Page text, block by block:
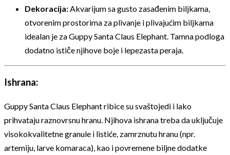
Dekoracija: Akvarijum sa gusto zasađenim biljkama,
otvorenim prostorima za plivanje i plivajućim biljkama
idealan je za Guppy Santa Claus Elephant. Tamna podloga
dodatno ističe njihove boje i lepezasta peraja.
Ishrana:
Guppy Santa Claus Elephant ribice su svaštojedi i lako
prihvataju raznovrsnu hranu. Njihova ishrana treba da uključuje
visokokvalitetne granule i listiće, zamrznutu hranu (npr.
artemiju, larve komaraca), kao i povremene biljne dodatke